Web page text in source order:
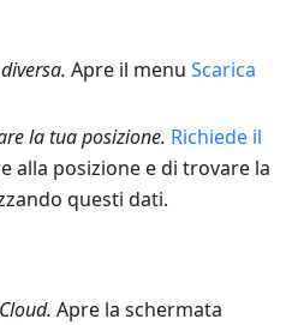
Apre il menu Scarica
la tua posizione. Richiede il
alla posizione e di trovare la
questi dati.
Apre la schermata